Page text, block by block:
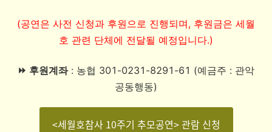
(공연은 사전 신청과 후원으로 진행되며, 후원금은 세월
호 관련 단체에 전달될 예정입니다.)
⏩ 후원계좌: 농협 301-0231-8291-61 (예금주 : 관악
공동행동)
<세월호참사 10주기 추모공연> 관람 신청